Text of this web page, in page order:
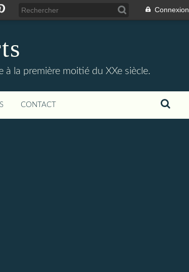
Connexion
la première moitié du XXe siècle.
CONTACT